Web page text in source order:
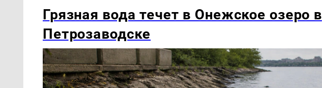
Грязная вода течет в Онежское озеро в
Петрозаводске